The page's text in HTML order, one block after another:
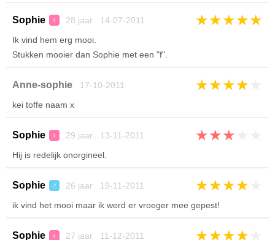
Sophie ♀ 28 jaar 14-07-2011 ★★★★★
Ik vind hem erg mooi.
Stukken mooier dan Sophie met een "f".
Anne-sophie 17-10-2011 ★★★★
kei toffe naam x
Sophie ♀ 29 jaar 13-11-2011 ★★★
Hij is redelijk onorgineel.
Sophie ♂ 26 jaar 19-11-2011 ★★★★
ik vind het mooi maar ik werd er vroeger mee gepest!
Sophie ♀ 27 jaar 11-12-2011 ★★★★